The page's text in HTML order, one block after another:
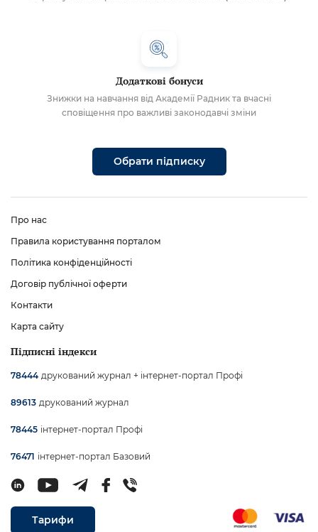
Додаткові бонуси
Знижки на навчання від Академії Радник та вчасні
сповіщення про важливі законодавчі зміни
Обрати підписку
Про нас
Правила користування порталом
Політика конфіденційності
Договір публічної оферти
Контакти
Карта сайту
Підписні індекси
78444 друкований журнал + інтернет-портал Профі
89613 друкований журнал
78445 інтернет-портал Профі
76471 інтернет-портал Базовий
Тарифи